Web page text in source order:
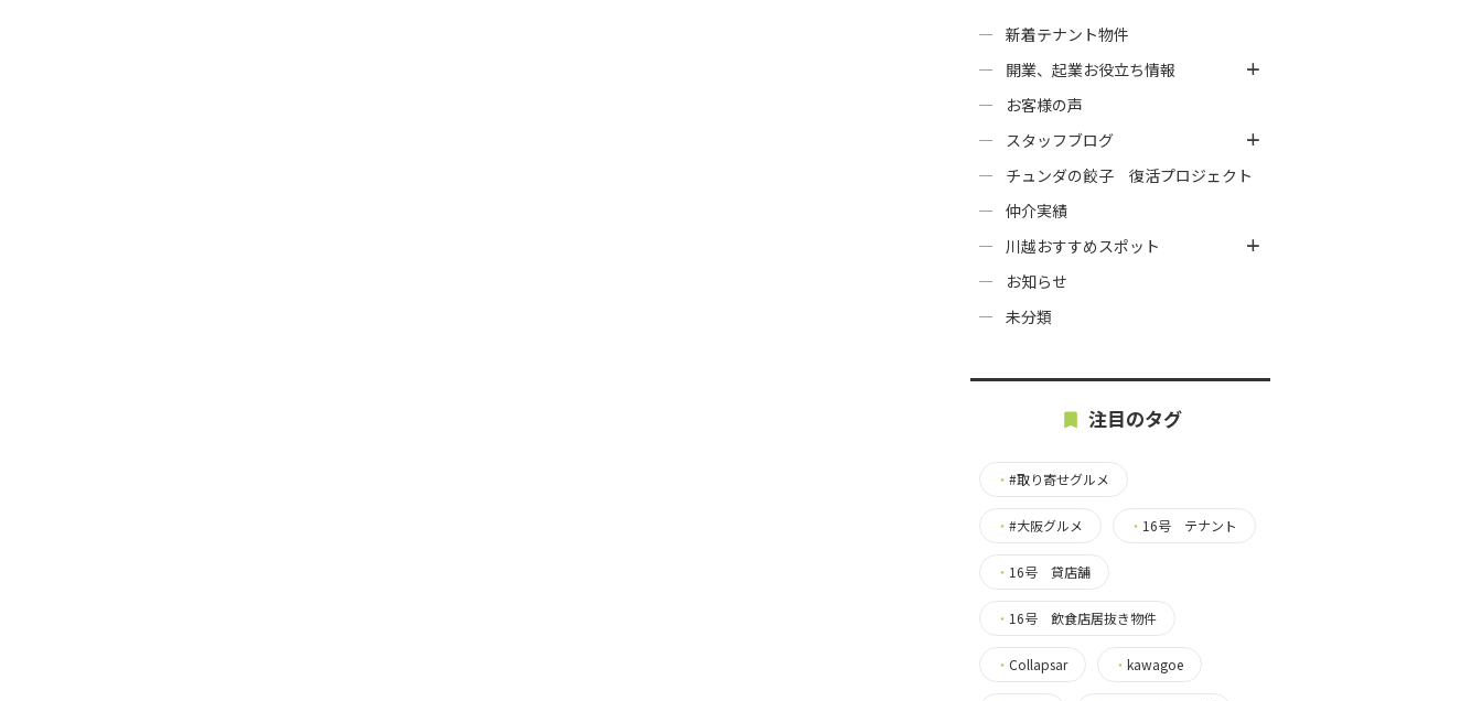
新着テナント物件
開業、起業お役立ち情報
お客様の声
スタッフブログ
チュンダの餃子 復活プロジェクト
仲介実績
川越おすすめスポット
お知らせ
未分類
注目のタグ
・ #取り寄せグルメ
・ #大阪グルメ ・ 16号 テナント
・ 16号 貸店舗
・ 16号 飲食店居抜き物件
・ Collapsar ・ kawagoe